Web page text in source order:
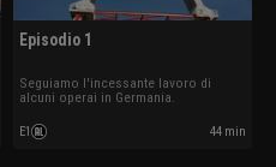
Episodio 1
Seguiamo l'incessante lavoro di
alcuni operai in Germania.
E1 44 min